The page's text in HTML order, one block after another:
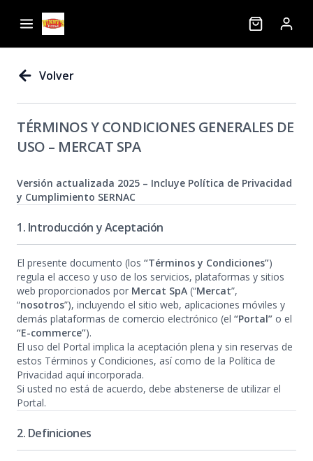
Volver
TÉRMINOS Y CONDICIONES GENERALES DE
USO – MERCAT SPA
Versión actualizada 2025 – Incluye Política de Privacidad
y Cumplimiento SERNAC
1. Introducción y Aceptación
El presente documento (los “Términos y Condiciones”)
regula el acceso y uso de los servicios, plataformas y sitios
web proporcionados por Mercat SpA (“Mercat”,
“nosotros”), incluyendo el sitio web, aplicaciones móviles y
demás plataformas de comercio electrónico (el “Portal” o el
“E-commerce”).
El uso del Portal implica la aceptación plena y sin reservas de
estos Términos y Condiciones, así como de la Política de
Privacidad aquí incorporada.
Si usted no está de acuerdo, debe abstenerse de utilizar el
Portal.
2. Definiciones